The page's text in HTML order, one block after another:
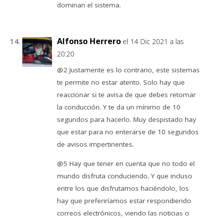
dominan el sistema.
Alfonso Herrero el 14 Dic 2021 a las
20:20
@2 Justamente es lo contrario, este sistemas
te permite no estar atento. Solo hay que
reaccionar si te avisa de que debes retomar
la conducción. Y te da un mínimo de 10
segundos para hacerlo. Muy despistado hay
que estar para no enterarse de 10 segundos
de avisos impertinentes.
@5 Hay que tener en cuenta que no todo el
mundo disfruta conduciendo. Y que incluso
entre los que disfrutamos haciéndolo, los
hay que preferiríamos estar respondiendo
correos electrónicos, viendo las noticias o